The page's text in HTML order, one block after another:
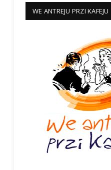
WE ANTREJU PRZI KAFEJU